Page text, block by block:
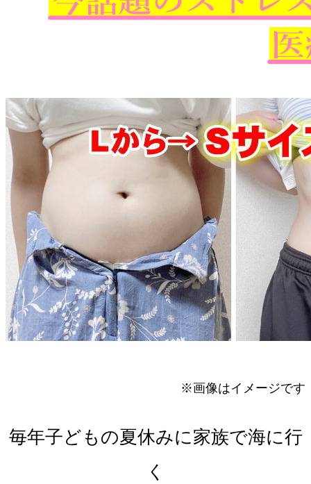
※画像はイメージです
毎年子どもの夏休みに家族で海に行
く